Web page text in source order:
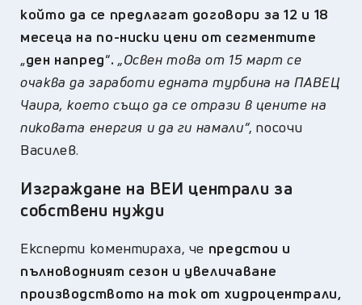
който да се предлагат договори за 12 и 18
месеца на по-ниски цени от сегментите
„ден напред“. „Освен това от 15 март се
очаква да заработи едната турбина на ПАВЕЦ
Чаира, което също да се отрази в цените на
пиковата енергия и да ги намали“, посочи
Василев.
Изграждане на ВЕИ централи за
собствени нужди
Експерти коментираха, че предстои и
пълноводният сезон и увеличаване
производството на ток от хидроцентрали,